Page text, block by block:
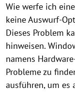
Wie werfe ich
keine Auswurf-
Dieses Problem
hinweisen.
namens
Probleme zu
ausführen, um es